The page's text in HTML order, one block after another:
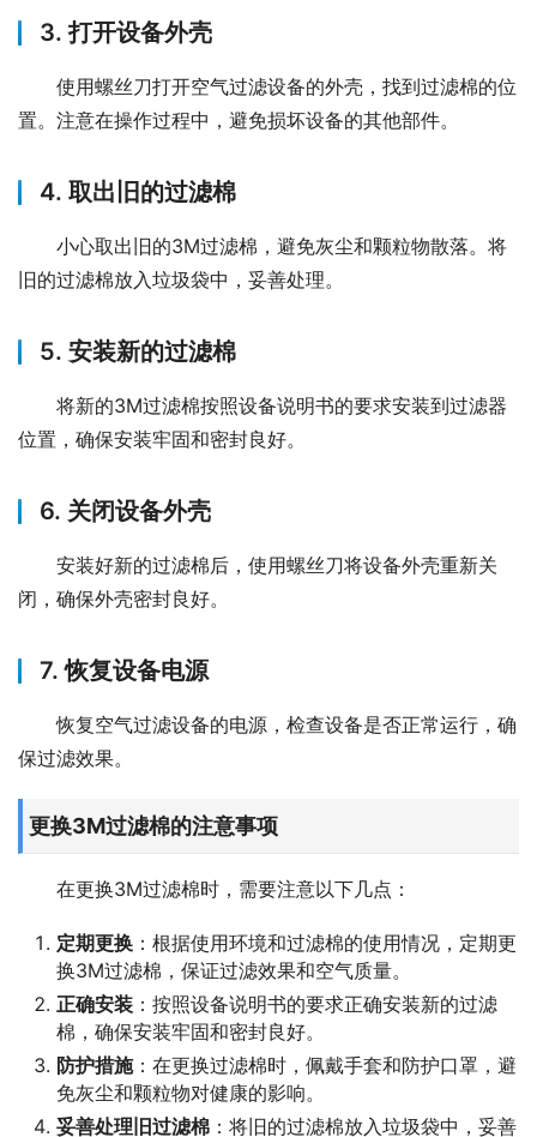
3. 打开设备外壳
使用螺丝刀打开空气过滤设备的外壳，找到过滤棉的位
置。注意在操作过程中，避免损坏设备的其他部件。
4. 取出旧的过滤棉
小心取出旧的3M过滤棉，避免灰尘和颗粒物散落。将
旧的过滤棉放入垃圾袋中，妥善处理。
5. 安装新的过滤棉
将新的3M过滤棉按照设备说明书的要求安装到过滤器
位置，确保安装牢固和密封良好。
6. 关闭设备外壳
安装好新的过滤棉后，使用螺丝刀将设备外壳重新关
闭，确保外壳密封良好。
7. 恢复设备电源
恢复空气过滤设备的电源，检查设备是否正常运行，确
保过滤效果。
更换3M过滤棉的注意事项
在更换3M过滤棉时，需要注意以下几点：
定期更换 ：根据使用环境和过滤棉的使用情况，定期更
换3M过滤棉，保证过滤效果和空气质量。
正确安装 ：按照设备说明书的要求正确安装新的过滤
棉，确保安装牢固和密封良好。
防护措施：在更换过滤棉时，佩戴手套和防护口罩，避
免灰尘和颗粒物对健康的影响。
妥善处理旧过滤棉 ：将旧的过滤棉放入垃圾袋中，妥善